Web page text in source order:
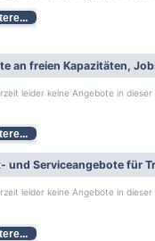
an freien Kapazitäten,
leider keine Angebote in
und Serviceangebote für
leider keine Angebote in